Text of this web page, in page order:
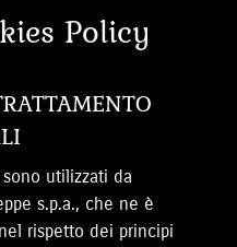
Policy
utilizzati da
s.p.a., che ne è
rispetto dei principi